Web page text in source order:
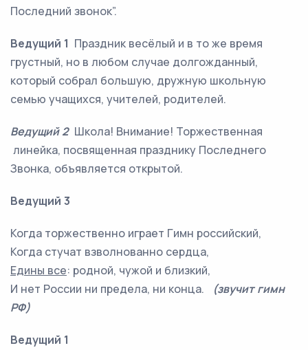
Последний звонок”.
Ведущий 1 Праздник весёлый и в то же время
грустный, но в любом случае долгожданный,
который собрал большую, дружную школьную
семью учащихся, учителей, родителей.
Ведущий 2 Школа! Внимание! Торжественная
линейка, посвященная празднику Последнего
Звонка, объявляется открытой.
Ведущий 3
Когда торжественно играет Гимн российский,
Когда стучат взволнованно сердца,
Едины все: родной, чужой и близкий,
И нет России ни предела, ни конца.
(звучит гимн
РФ)
Ведущий 1